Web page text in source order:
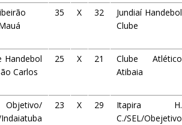
35 X 32
Jundiaí Handebol
Clube
Handebol
Carlos
25 X 21
Clube Atlético
Atibaia
Indaiatuba
23 X 29
Itapira H.
C./SEL/Obejetivo